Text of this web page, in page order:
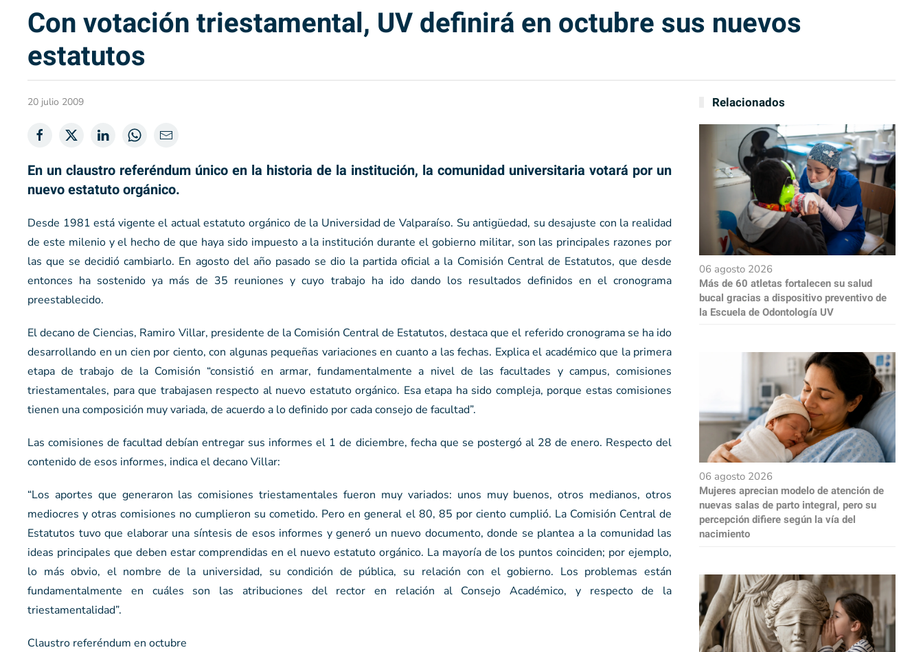
Con votación triestamental, UV definirá en octubre sus nuevos
estatutos
20 julio 2009
En un claustro referéndum único en la historia de la institución, la comunidad universitaria votará por un
nuevo estatuto orgánico.
Desde 1981 está vigente el actual estatuto orgánico de la Universidad de Valparaíso. Su antigüedad, su desajuste con la realidad
de este milenio y el hecho de que haya sido impuesto a la institución durante el gobierno militar, son las principales razones por
las que se decidió cambiarlo. En agosto del año pasado se dio la partida oficial a la Comisión Central de Estatutos, que desde
entonces ha sostenido ya más de 35 reuniones y cuyo trabajo ha ido dando los resultados definidos en el cronograma
preestablecido.
El decano de Ciencias, Ramiro Villar, presidente de la Comisión Central de Estatutos, destaca que el referido cronograma se ha ido
desarrollando en un cien por ciento, con algunas pequeñas variaciones en cuanto a las fechas. Explica el académico que la primera
etapa de trabajo de la Comisión “consistió en armar, fundamentalmente a nivel de las facultades y campus, comisiones
triestamentales, para que trabajasen respecto al nuevo estatuto orgánico. Esa etapa ha sido compleja, porque estas comisiones
tienen una composición muy variada, de acuerdo a lo definido por cada consejo de facultad”.
Las comisiones de facultad debían entregar sus informes el 1 de diciembre, fecha que se postergó al 28 de enero. Respecto del
contenido de esos informes, indica el decano Villar:
“Los aportes que generaron las comisiones triestamentales fueron muy variados: unos muy buenos, otros medianos, otros
mediocres y otras comisiones no cumplieron su cometido. Pero en general el 80, 85 por ciento cumplió. La Comisión Central de
Estatutos tuvo que elaborar una síntesis de esos informes y generó un nuevo documento, donde se plantea a la comunidad las
ideas principales que deben estar comprendidas en el nuevo estatuto orgánico. La mayoría de los puntos coinciden; por ejemplo,
lo más obvio, el nombre de la universidad, su condición de pública, su relación con el gobierno. Los problemas están
fundamentalmente en cuáles son las atribuciones del rector en relación al Consejo Académico, y respecto de la
triestamentalidad”.
Claustro referéndum en octubre
Relacionados
06 agosto 2026
Más de 60 atletas fortalecen su salud
bucal gracias a dispositivo preventivo de
la Escuela de Odontología UV
06 agosto 2026
Mujeres aprecian modelo de atención de
nuevas salas de parto integral, pero su
percepción difiere según la vía del
nacimiento